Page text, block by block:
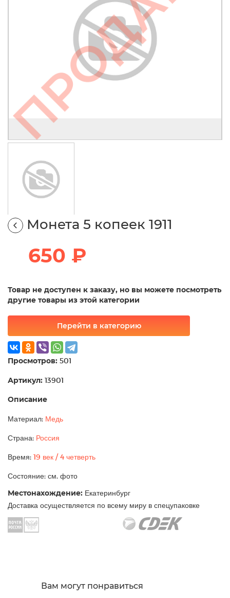
Монета 5 копеек 1911
650 ₽
Товар не доступен к заказу, но вы можете посмотреть
другие товары из этой категории
Перейти в категорию
Просмотров: 501
Артикул: 13901
Описание
Материал: Медь
Страна: Россия
Время: 19 век / 4 четверть
Состояние: см. фото
Местонахождение: Екатеринбург
Доставка осуществляется по всему миру в спецупаковке
Вам могут понравиться